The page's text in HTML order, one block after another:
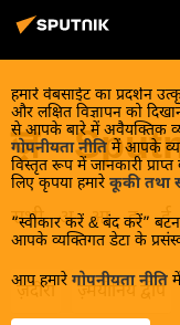
हमारे वेबसाईट का प्रदर्शन
और लक्षित विज्ञापन को
से आपके बारे में अवैयक्तिक
गोपनीयता नीतिमें आपके
विस्तृत रूप में जानकारी
लिए कृपया हमारे कूकी तथा
“स्वीकार करें & बंद करें”
आपके व्यक्तिगत डेटा के
आप हमारे गोपनीयता नीति
ज़ -
सभी अ आ इ ई
ज़दीरा ज़्मेयीनिय द्वीप